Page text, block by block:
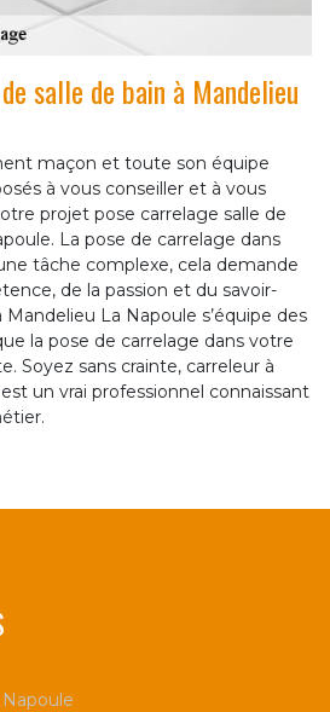
salle de bain à Mandelieu
maçon et toute son équipe
à vous conseiller et à vous
projet pose carrelage salle de
La pose de carrelage dans
tâche complexe, cela demande
de la passion et du savoir-
La Napoule s’équipe des
la pose de carrelage dans votre
Soyez sans crainte, carreleur à
un vrai professionnel connaissant